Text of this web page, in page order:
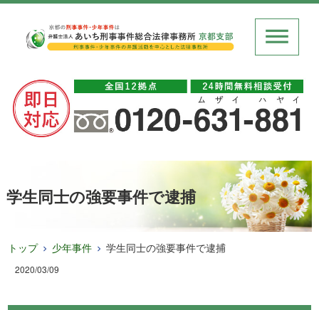
学生同士の強要事件で逮捕
トップ 少年事件 学生同士の強要事件で逮捕
2020/03/09